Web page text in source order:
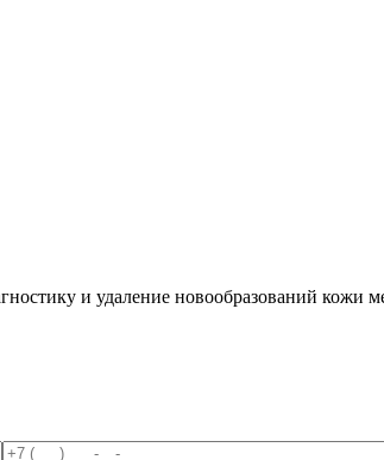
и удаление новообразований кожи